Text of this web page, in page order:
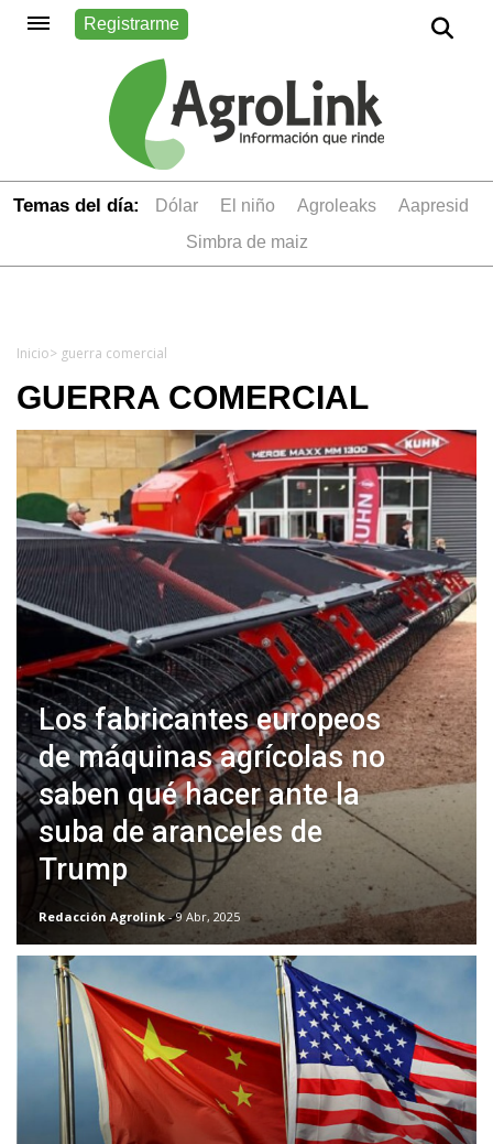
Registrarme
Temas del día: dólar el niño Agroleaks
aapresid
simbra de maiz
Inicio> guerra comercial
GUERRA COMERCIAL
Los fabricantes europeos
de máquinas agrícolas no
saben qué hacer ante la
suba de aranceles de
Trump
Redacción Agrolink - 9 Abr, 2025